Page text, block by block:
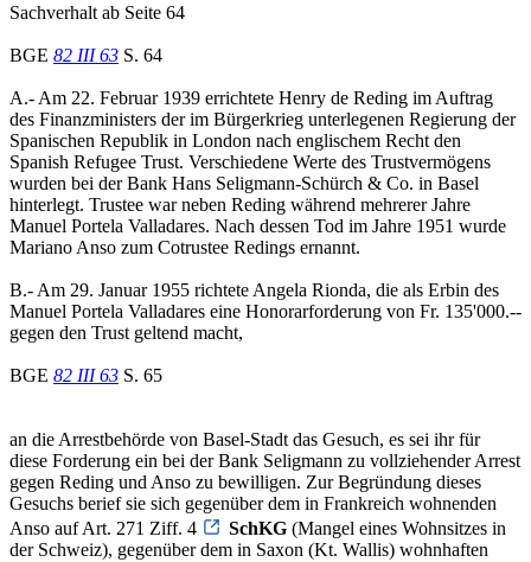
Sachverhalt ab Seite 64
BGE 82 III 63 S. 64
A.- Am 22. Februar 1939 errichtete Henry de Reding im Auftrag
des Finanzministers der im Bürgerkrieg unterlegenen Regierung der
Spanischen Republik in London nach englischem Recht den
Spanish Refugee Trust. Verschiedene Werte des Trustvermögens
wurden bei der Bank Hans Seligmann-Schürch & Co. in Basel
hinterlegt. Trustee war neben Reding während mehrerer Jahre
Manuel Portela Valladares. Nach dessen Tod im Jahre 1951 wurde
Mariano Anso zum Cotrustee Redings ernannt.
B.- Am 29. Januar 1955 richtete Angela Rionda, die als Erbin des
Manuel Portela Valladares eine Honorarforderung von Fr. 135'000.--
gegen den Trust geltend macht,
BGE 82 III 63 S. 65
an die Arrestbehörde von Basel-Stadt das Gesuch, es sei ihr für
diese Forderung ein bei der Bank Seligmann zu vollziehender Arrest
gegen Reding und Anso zu bewilligen. Zur Begründung dieses
Gesuchs berief sie sich gegenüber dem in Frankreich wohnenden
Anso auf Art. 271 Ziff. 4
SchKG (Mangel eines Wohnsitzes in
der Schweiz), gegenüber dem in Saxon (Kt. Wallis) wohnhaften